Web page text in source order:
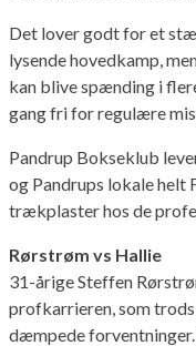
Det lover godt for et
lysende hovedkamp,
kan blive spænding i
gang fri for regulære
Pandrup Bokseklub
og Pandrups lokale helt
trækplaster hos de
Rørstrøm vs Hallie
31-årige Steffen
profkarrieren, som
dæmpede